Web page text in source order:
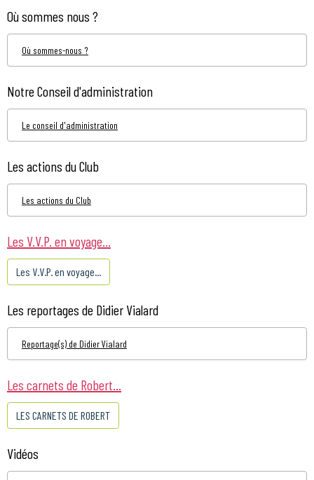
Où sommes nous ?
Où sommes-nous ?
Notre Conseil d'administration
Le conseil d'administration
Les actions du Club
Les actions du Club
Les V.V.P. en voyage...
Les V.V.P. en voyage...
Les reportages de Didier Vialard
Reportage(s) de Didier Vialard
Les carnets de Robert...
LES CARNETS DE ROBERT
Vidéos